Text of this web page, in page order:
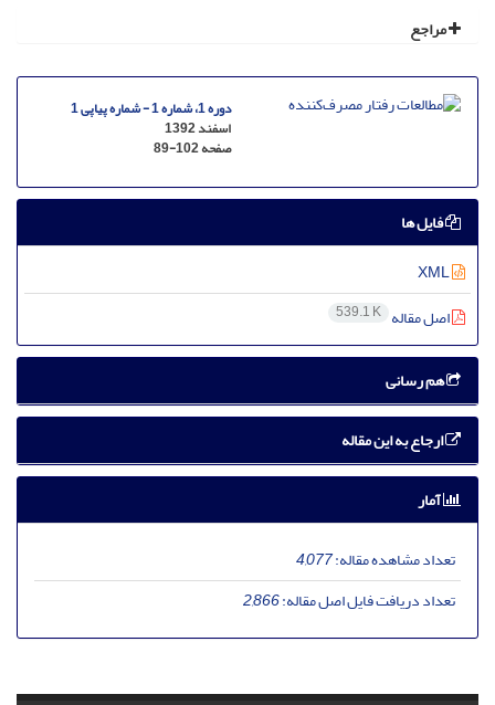
مراجع
دوره 1، شماره 1 - شماره پیاپی 1
اسفند 1392
صفحه89-102
فایل ها
اصل مقاله 539.1 K
هم رسانی
ارجاع به این مقاله
آمار
تعداد مشاهده مقاله:4,077
تعداد دریافت فایل اصل مقاله:2,866